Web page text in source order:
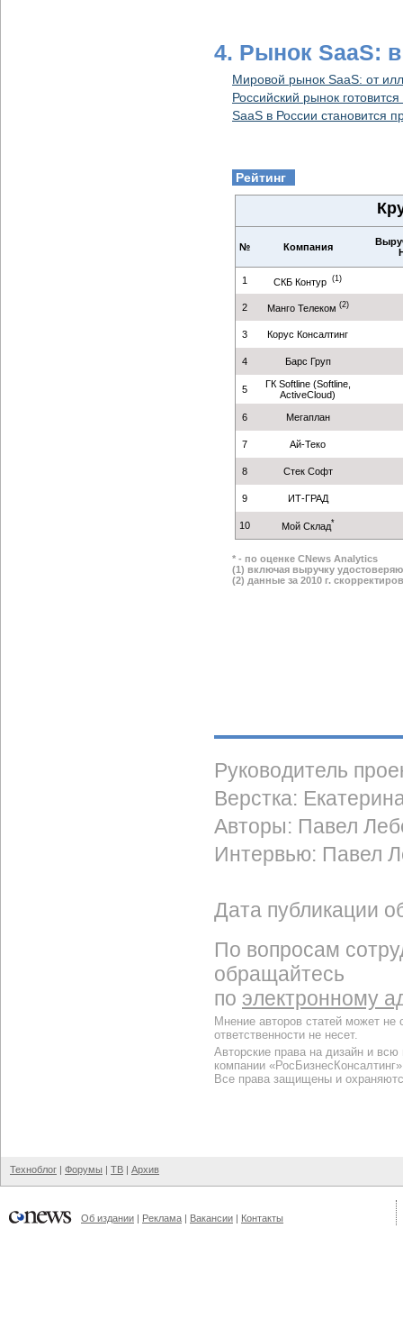
4. Рынок SaaS:
Мировой рынок SaaS: от
Российский рынок готовится
SaaS в России становится
Рейтинг
№ Компания
1 CКБ Контур (1)
2 Манго Телеком (2)
3 Корус Консалтинг
4 Барс Груп
5
ГК Softline (Softline,
ActiveCloud)
6 Мегаплан
7 Ай-Теко
8 Стек Софт
9 ИТ-ГРАД
10 Мой Склад*
* - по оценке CNews Analytics
(1) включая выручку
(2) данные за 2010 г.
Руководитель
Верстка:
Авторы: Павел
Интервью: Павел
Дата публикации
По вопросам
обращайтесь
по электронному
Мнение авторов статей может
ответственности не несет.
Авторские права на дизайн и
компании
Все права защищены и
Техноблог | Форумы | ТВ | Архив
Об издании | Реклама | Вакансии | Контакты